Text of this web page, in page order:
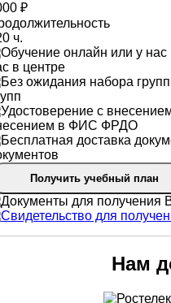
₽
ч.
в центре
в ФИС ФРДО
Получить учебный план
Нам